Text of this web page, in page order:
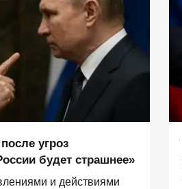
угроз
будет страшнее»
и действиями